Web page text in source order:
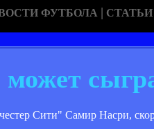
ФУТБОЛА | СТАТЬИ
Сити" Самир Насри,